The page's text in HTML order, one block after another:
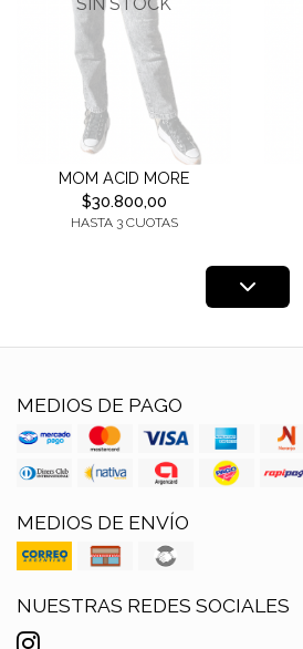
MOM ACID MORE
$30.800,00
HASTA 3 CUOTAS
MEDIOS DE PAGO
MEDIOS DE ENVÍO
NUESTRAS REDES SOCIALES